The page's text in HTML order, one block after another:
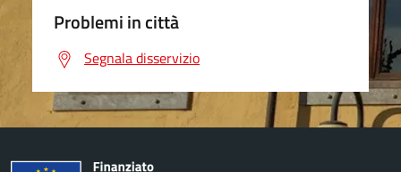
Problemi in città
Segnala disservizio